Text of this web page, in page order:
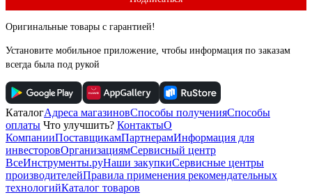
Оригинальные товары с гарантией!
Установите мобильное приложение, чтобы информация по заказам
всегда была под рукой
КаталогАдреса магазиновСпособы полученияСпособы
оплаты Что улучшить? КонтактыО
КомпанииПоставщикамПартнерамИнформация для
инвесторовОрганизациямСервисный центр
ВсеИнструменты.руНаши закупкиСервисные центры
производителейПравила применения рекомендательных
технологийКаталог товаров